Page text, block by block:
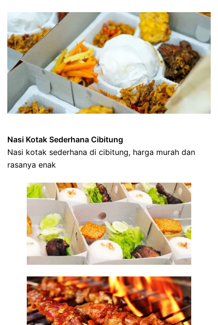
Nasi Kotak Sederhana Cibitung
Nasi kotak sederhana di cibitung, harga murah dan
rasanya enak